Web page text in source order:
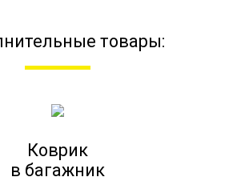
товары:
Коврик
в багажник